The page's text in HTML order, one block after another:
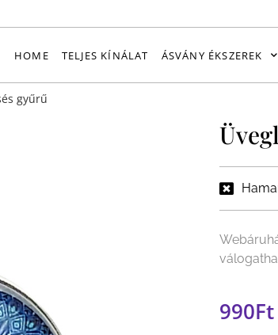
HOME TELJES KÍNÁLAT ÁSVÁNY ÉKSZEREK
gyűrű
990Ft